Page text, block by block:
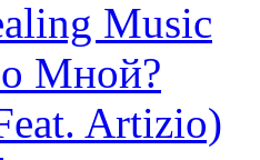
Music
Мной?
Artizio)